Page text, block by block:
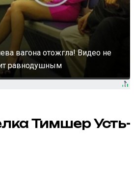
вагона отожгла! Видео не
равнодушным
Тимшер Усть-